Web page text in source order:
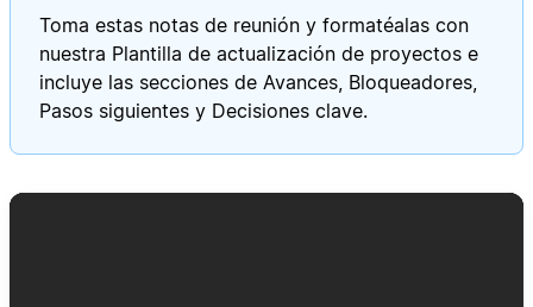
Toma estas notas de reunión y formatéalas con
nuestra Plantilla de actualización de proyectos e
incluye las secciones de Avances, Bloqueadores,
Pasos siguientes y Decisiones clave.